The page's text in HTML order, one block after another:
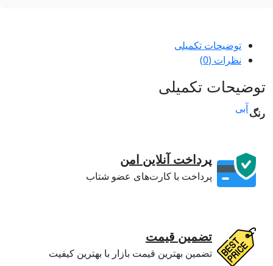
توضیحات تکمیلی
نظرات (0)
تکمیلی
آبی
پرداخت آنلاین امن
پرداخت با کارت‌های عضو شتاب
تضمین قیمت
تضمین بهترین قیمت بازار با بهترین کیفیت